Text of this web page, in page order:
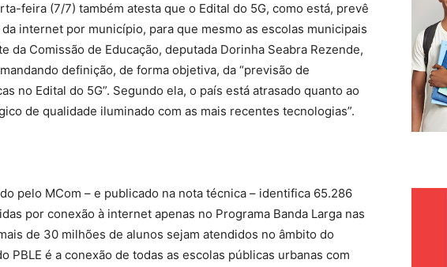
feira (7/7) também atesta que o Edital do 5G, como está, prevê
internet por município, para que mesmo as escolas municipais
da Comissão de Educação, deputada Dorinha Seabra Rezende,
definição, de forma objetiva, da “previsão de
no Edital do 5G”. Segundo ela, o país está atrasado quanto ao
de qualidade iluminado com as mais recentes tecnologias”.
pelo MCom – e publicado na nota técnica – identifica 65.286
por conexão à internet apenas no Programa Banda Larga nas
de 30 milhões de alunos sejam atendidos no âmbito do
PBLE é a conexão de todas as escolas públicas urbanas com